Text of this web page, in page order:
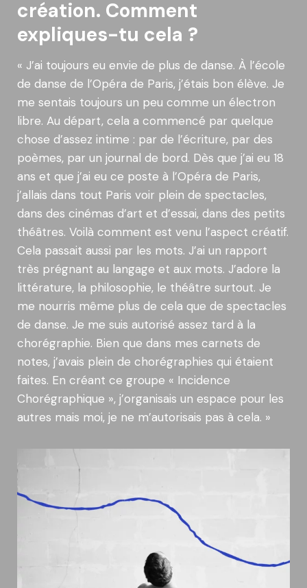
création. Comment
expliques-tu cela ?
« J’ai toujours eu envie de plus de danse. À l’école
de danse de l’Opéra de Paris, j’étais bon élève. Je
me sentais toujours un peu comme un électron
libre. Au départ, cela a commencé par quelque
chose d’assez intime : par de l’écriture, par des
poèmes, par un journal de bord. Dès que j’ai eu 18
ans et que j’ai eu ce poste à l’Opéra de Paris,
j’allais dans tout Paris voir plein de spectacles,
dans des cinémas d’art et d’essai, dans des petits
théâtres. Voilà comment est venu l’aspect créatif.
Cela passait aussi par les mots. J’ai un rapport
très prégnant au langage et aux mots. J’adore la
littérature, la philosophie, le théâtre surtout. Je
me nourris même plus de cela que de spectacles
de danse. Je me suis autorisé assez tard à la
chorégraphie. Bien que dans mes carnets de
notes, j’avais plein de chorégraphies qui étaient
faites. En créant ce groupe « Incidence
Chorégraphique », j’organisais un espace pour les
autres mais moi, je ne m’autorisais pas à cela. »